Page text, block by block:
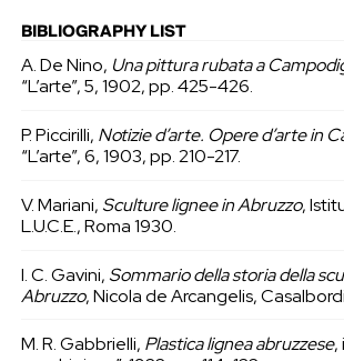
BIBLIOGRAPHY LIST
A. De Nino, Una pittura rubata a
“L’arte”, 5, 1902, pp. 425-426.
P. Piccirilli, Notizie d’arte. Opere d’arte in
“L’arte”, 6, 1903, pp. 210-217.
V. Mariani, Sculture lignee in Abruzzo,
L.U.C.E., Roma 1930.
I. C. Gavini, Sommario della storia della
Abruzzo, Nicola de Arcangelis,
M. R. Gabbrielli, Plastica lignea abruzzese,